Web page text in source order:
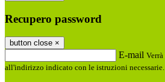
Recupero password
button close ×
E-mail
all'indirizzo indicato con le istruzioni necessarie.